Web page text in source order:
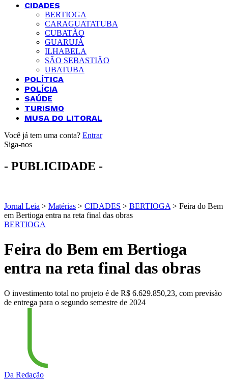
CIDADES
BERTIOGA
CARAGUATATUBA
CUBATÃO
GUARUJÁ
ILHABELA
SÃO SEBASTIÃO
UBATUBA
POLÍTICA
POLÍCIA
SAÚDE
TURISMO
MUSA DO LITORAL
Você já tem uma conta? Entrar
Siga-nos
- PUBLICIDADE -
Jornal Leia > Matérias > CIDADES > BERTIOGA > Feira do Bem
em Bertioga entra na reta final das obras
BERTIOGA
Feira do Bem em Bertioga
entra na reta final das obras
O investimento total no projeto é de R$ 6.629.850,23, com previsão
de entrega para o segundo semestre de 2024
Da Redação